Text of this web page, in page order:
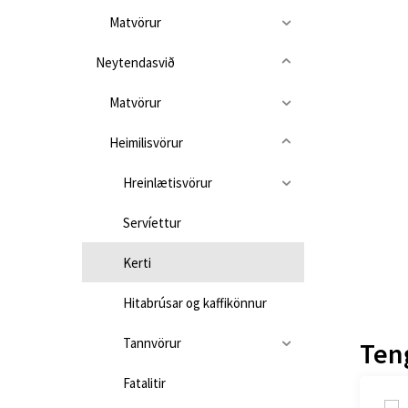
Matvörur
Neytendasvið
Matvörur
Heimilisvörur
Hreinlætisvörur
Servíettur
Kerti
Hitabrúsar og kaffikönnur
Tannvörur
Fatalitir